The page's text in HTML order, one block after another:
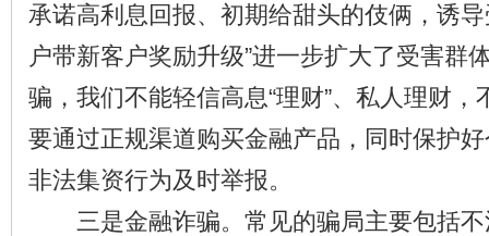
承诺高利息回报、初期给甜头的伎俩，诱
户带新客户奖励升级”进一步扩大了受害群
骗，我们不能轻信高息“理财”、私人理财
要通过正规渠道购买金融产品，同时保护
非法集资行为及时举报。
三是金融诈骗。常见的骗局主要包括不